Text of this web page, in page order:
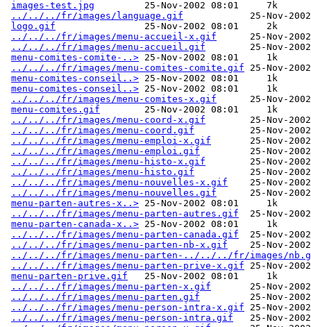
images-test.jpg
         25-Nov-2002 08:01     7k
../../../fr/images/language.gif
25-Nov-
logo.gif
                25-Nov-2002 08:01     2k
../../../fr/images/menu-accueil-x.gif
25-Nov-
../../../fr/images/menu-accueil.gif
25-Nov-
menu-comites-comite-..> 25-Nov-2002 08:01     1k
../../../fr/images/menu-comites-comite.gif 25-Nov-
menu-comites-conseil..> 25-Nov-2002 08:01     1k
menu-comites-conseil..> 25-Nov-2002 08:01     1k
../../../fr/images/menu-comites-x.gif
25-Nov-
menu-comites.gif
        25-Nov-2002 08:01     1k
../../../fr/images/menu-coord-x.gif
25-Nov-
../../../fr/images/menu-coord.gif
25-Nov-
../../../fr/images/menu-emploi-x.gif
25-Nov-
../../../fr/images/menu-emploi.gif
25-Nov-
../../../fr/images/menu-histo-x.gif
25-Nov-
../../../fr/images/menu-histo.gif
25-Nov-
../../../fr/images/menu-nouvelles-x.gif
25-Nov-
../../../fr/images/menu-nouvelles.gif
25-Nov-
menu-parten-autres-x..> 25-Nov-2002 08:01     1k
../../../fr/images/menu-parten-autres.gif
25-Nov-
menu-parten-canada-x..> 25-Nov-2002 08:01     1k
../../../fr/images/menu-parten-canada.gif
25-Nov-
../../../fr/images/menu-parten-nb-x.gif
25-Nov-
../../../fr/images/menu-parten-../../../fr/images/
../../../fr/images/menu-parten-prive-x.gif 25-Nov-
menu-parten-prive.gif
   25-Nov-2002 08:01     1k
../../../fr/images/menu-parten-x.gif
25-Nov-
../../../fr/images/menu-parten.gif
25-Nov-
../../../fr/images/menu-person-intra-x.gif 25-Nov-
../../../fr/images/menu-person-intra.gif
25-Nov-